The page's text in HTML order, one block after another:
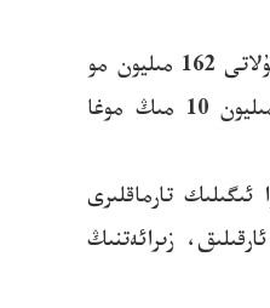
بۇ يىل خېنەن ئۆلكىسىدە كۈزلۈك ئاشلىق تېرىلغۇ كۆلىمى 76 مىليون مودىن ئاشتى، كېسەللىك ۋە ھاشارات زىيىنىنىڭ ئالدىنى ئېلىش-تۈگىتىش مەشغۇلاتى 162 مىليون مو
(قېتىم)ئېلىپ بېرىلدى، «بىر قېتىملىق دورا پۈركۈش ئارقىلىق، زىرائەتلەرنىڭ ئۆسۈشىنى ئىلگىرى سۈرۈش»مەشغۇلاتى ئېلىپ بېرىلىغان كۆلەم 4 مىليون 10 مىڭ موغا
يېزا ئىگىلىك تارماقلىرى
زىرائەتنىڭ